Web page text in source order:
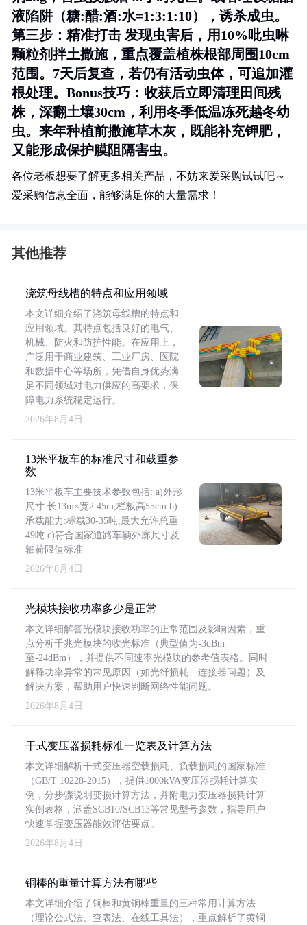
液陷阱（糖:醋:酒:水=1:3:1:10），诱杀成虫。
第三步：精准打击 发现虫害后，用10%吡虫啉
颗粒剂拌土撒施，重点覆盖植株根部周围10cm
范围。7天后复查，若仍有活动虫体，可追加灌
根处理。 Bonus技巧 ：收获后立即清理田间残
株，深翻土壤30cm，利用冬季低温冻死越冬幼
虫。来年种植前撒施草木灰，既能补充钾肥，
又能形成保护膜阻隔害虫。
各位老板想要了解更多相关产品，不妨来爱采购试试吧～
爱采购信息全面，能够满足你的大量需求！
其他推荐
浇筑母线槽的特点和应用领域
本文详细介绍了浇筑母线槽的特点和
应用领域。其特点包括良好的电气、
机械、防火和防护性能。在应用上，
广泛用于商业建筑、工业厂房、医院
和数据中心等场所，凭借自身优势满
足不同领域对电力供应的高要求，保
障电力系统稳定运行。
2026年8月4日
13米平板车的标准尺寸和载重参
数
13米平板车主要技术参数包括: a)外形
尺寸:长13m×宽2.45m,栏板高55cm b)
承载能力:标载30-35吨,最大允许总重
49吨 c)符合国家道路车辆外廓尺寸及
轴荷限值标准
2026年8月4日
光模块接收功率多少是正常
本文详细解答光模块接收功率的正常范围及影响因素，重
点分析千兆光模块的收光标准（典型值为-3dBm
至-24dBm），并提供不同速率光模块的参考值表格。同时
解释功率异常的常见原因（如光纤损耗、连接器问题）及
解决方案，帮助用户快速判断网络性能问题。
2026年8月4日
干式变压器损耗标准一览表及计算方法
本文详细解析干式变压器空载损耗、负载损耗的国家标准
（GB/T 10228-2015），提供1000kVA变压器损耗计算实
例，分步骤说明变损计算方法，并附电力变压器损耗计算
实例表格，涵盖SCB10/SCB13等常见型号参数，指导用户
快速掌握变压器能效评估要点。
2026年8月4日
铜棒的重量计算方法有哪些
本文详细介绍了铜棒和黄铜棒重量的三种常用计算方法
（理论公式法、查表法、在线工具法），重点解析了黄铜